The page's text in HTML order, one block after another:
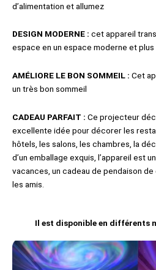
d’alimentation et allumez
DESIGN MODERNE : cet appareil
espace en un espace moderne et
AMÉLIORE LE BON SOMMEIL : Cet
un très bon sommeil
CADEAU PARFAIT : Ce projecteur
excellente idée pour décorer les
hôtels, les salons, les chambres, la
d’un emballage exquis, l’appareil est
vacances, un cadeau de pendaison
les amis.
Il est disponible en différents